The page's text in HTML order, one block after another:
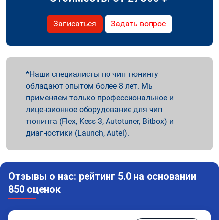
Записаться Задать вопрос
Наши специалисты по чип тюнингу
обладают опытом более 8 лет. Мы
применяем только профессиональное и
лицензионное оборудование для чип
тюнинга (Flex, Kess 3, Autotuner, Bitbox) и
диагностики (Launch, Autel).
Отзывы о нас: рейтинг 5.0 на основании
850 оценок